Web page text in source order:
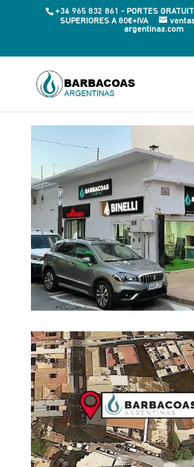
+34 965 832 861 - PORTES
SUPERIORES A 80€+IVA
argentinas.com